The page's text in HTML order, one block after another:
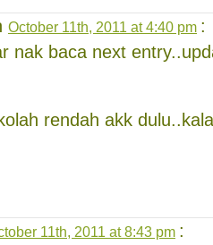
October 11th, 2011 at 4:40 pm :
nak baca next
rendah akk
11th, 2011 at 8:43 pm :